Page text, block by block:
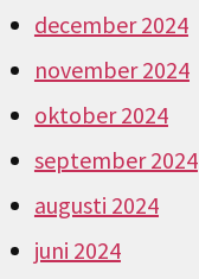
december 2024
november 2024
oktober 2024
september 2024
augusti 2024
juni 2024